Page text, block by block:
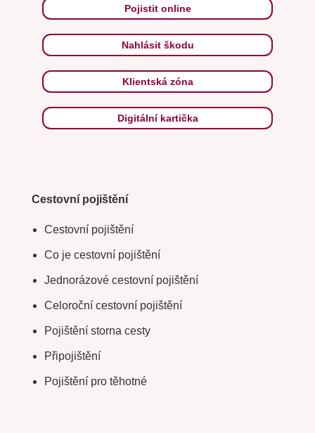
Pojistit online
Nahlásit škodu
Klientská zóna
Digitální kartička
Cestovní pojištění
Cestovní pojištění
Co je cestovní pojištění
Jednorázové cestovní pojištění
Celoroční cestovní pojištění
Pojištění storna cesty
Připojištění
Pojištění pro těhotné